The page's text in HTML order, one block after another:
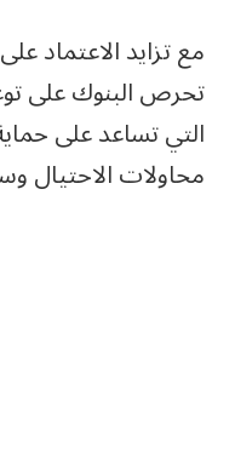
مع تزايد الاعتماد
تحرص البنوك على
التي تساعد على
محاولات الاحتيال